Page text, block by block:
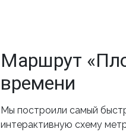
Маршрут
времени
Мы построили самый
интерактивную схему